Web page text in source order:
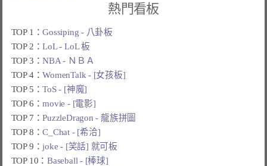
熱門看板
TOP 1：Gossiping - 八卦板
TOP 2：LoL - LoL 板
TOP 3：NBA - ＮＢＡ
TOP 4：WomenTalk - [女孩板]
TOP 5：ToS - [神魔]
TOP 6：movie - [電影]
TOP 7：PuzzleDragon - 龍族拼圖
TOP 8：C_Chat - [希洽]
TOP 9：joke - [笑話] 就可板
TOP 10：Baseball - [棒球]